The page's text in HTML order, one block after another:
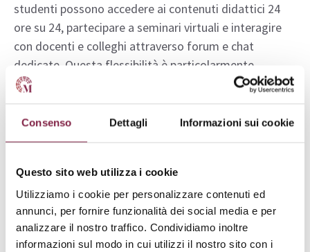
Consenso Dettagli Informazioni sui cookie
Questo sito web utilizza i cookie
Utilizziamo i cookie per personalizzare contenuti ed
annunci, per fornire funzionalità dei social media e per
analizzare il nostro traffico. Condividiamo inoltre
informazioni sul modo in cui utilizzi il nostro sito con i
studenti possono accedere ai contenuti didattici 24
ore su 24, partecipare a seminari virtuali e interagire
con docenti e colleghi attraverso forum e chat
dedicate. Questa flessibilità è particolarmente
preziosa per
studenti lavoratori, genitori o coloro
culturali mantiene glistandard qualitativi
fondamentali come storia dell’arte, archeologia,
museologia, storia medievale e moderna, letteratura
italiana e discipline demo-etno-antropologiche.